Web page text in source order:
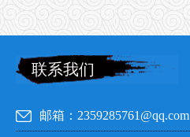
联系我们
邮箱：2359285761@qq.com